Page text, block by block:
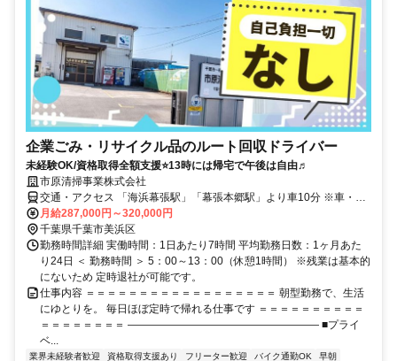
企業ごみ・リサイクル品のルート回収ドライバー
未経験OK/資格取得全額支援⭐13時には帰宅で午後は自由♬
市原清掃事業株式会社
交通・アクセス 「海浜幕張駅」「幕張本郷駅」より車10分 ※車・バ
イク通勤OK ※千葉運転免許センター・浜田公園よりスグ
月給287,000円～320,000円
千葉県千葉市美浜区
勤務時間詳細 実働時間：1日あたり7時間 平均勤務日数：1ヶ月あた
り24日 ＜ 勤務時間 ＞ 5：00～13：00（休憩1時間） ※残業は基本的
にないため 定時退社が可能です。
仕事内容 ＝＝＝＝＝＝＝＝＝＝＝＝＝＝＝＝＝＝ 朝型勤務で、生活
にゆとりを。 毎日ほぼ定時で帰れる仕事です ＝＝＝＝＝＝＝＝＝＝
＝＝＝＝＝＝＝＝ ―――――――――――――――――― ■プライ
ベ...
業界未経験者歓迎 資格取得支援あり フリーター歓迎 バイク通勤OK
早朝